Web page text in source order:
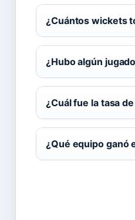
¿Cuántos wickets
¿Hubo algún
¿Cuál fue la tasa
¿Qué equipo ganó